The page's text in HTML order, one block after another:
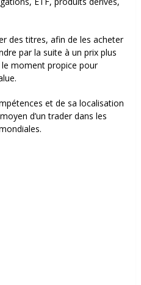
des titres, afin de les acheter
par la suite à un prix plus
moment propice pour
et de sa localisation
d’un trader dans les